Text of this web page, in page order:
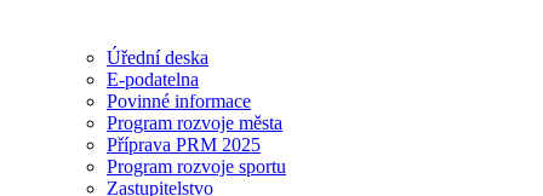
Úřední deska
E-podatelna
Povinné informace
Program rozvoje města
Příprava PRM 2025
Program rozvoje sportu
Zastupitelstvo